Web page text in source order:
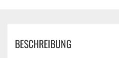
BESCHREIBUNG